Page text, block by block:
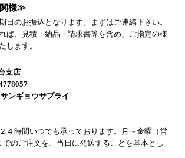
様≫
日のお振込となります。まずはご連絡下さい。
ば、見積・納品・請求書等を含め、ご指定の様
します。
支店
ンギョウサプライ
４時間いつでも承っております。月～金曜（営
のご注文を、当日に発送することを基本とし